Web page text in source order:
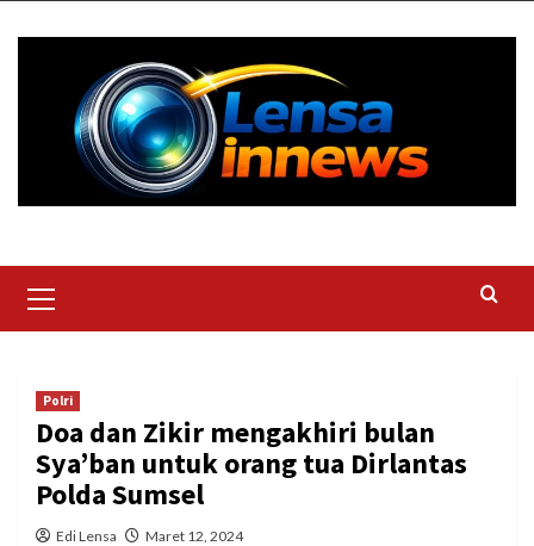
Menu
Polri
Doa dan Zikir mengakhiri bulan
Sya’ban untuk orang tua Dirlantas
Polda Sumsel
Edi Lensa Maret 12, 2024